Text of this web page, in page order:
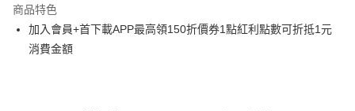
Apple Pay
悠遊付
商品特色
加入會員+首下載APP最高領150折價券1點紅利點數可折抵1元
消費金額